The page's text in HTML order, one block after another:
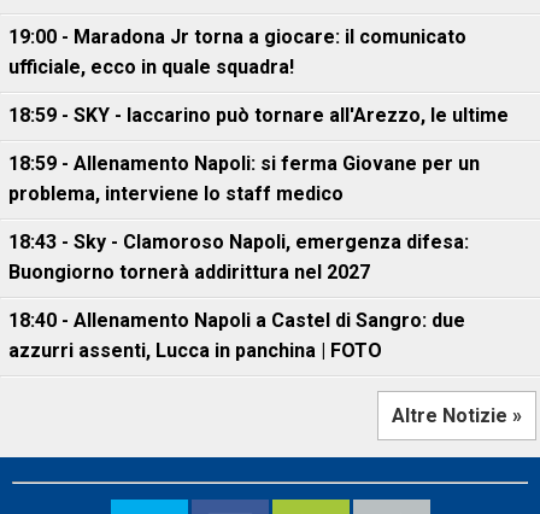
19:00 - Maradona Jr torna a giocare: il comunicato
ufficiale, ecco in quale squadra!
18:59 - SKY - Iaccarino può tornare all'Arezzo, le ultime
18:59 - Allenamento Napoli: si ferma Giovane per un
problema, interviene lo staff medico
18:43 - Sky - Clamoroso Napoli, emergenza difesa:
Buongiorno tornerà addirittura nel 2027
18:40 - Allenamento Napoli a Castel di Sangro: due
azzurri assenti, Lucca in panchina | FOTO
Altre Notizie »